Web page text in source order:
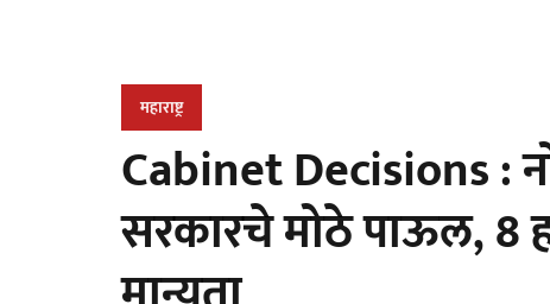
महाराष्ट्र
Cabinet Decisions :
सरकारचे मोठे पाऊल, 8